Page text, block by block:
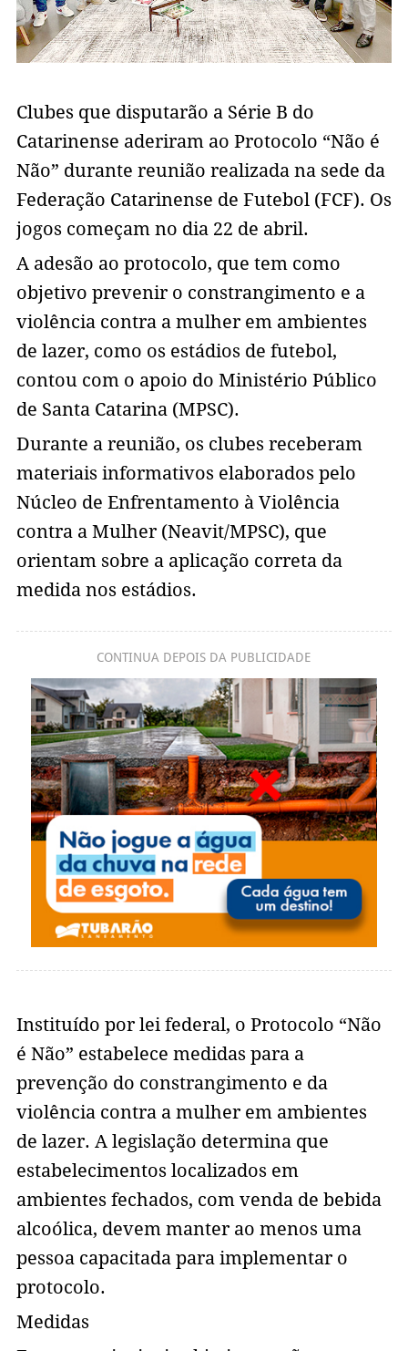
Clubes que disputarão a Série B do
Catarinense aderiram ao Protocolo “Não é
Não” durante reunião realizada na sede da
Federação Catarinense de Futebol (FCF). Os
jogos começam no dia 22 de abril.
A adesão ao protocolo, que tem como
objetivo prevenir o constrangimento e a
violência contra a mulher em ambientes
de lazer, como os estádios de futebol,
contou com o apoio do Ministério Público
de Santa Catarina (MPSC).
Durante a reunião, os clubes receberam
materiais informativos elaborados pelo
Núcleo de Enfrentamento à Violência
contra a Mulher (Neavit/MPSC), que
orientam sobre a aplicação correta da
medida nos estádios.
CONTINUA DEPOIS DA PUBLICIDADE
Instituído por lei federal, o Protocolo “Não
é Não” estabelece medidas para a
prevenção do constrangimento e da
violência contra a mulher em ambientes
de lazer. A legislação determina que
estabelecimentos localizados em
ambientes fechados, com venda de bebida
alcoólica, devem manter ao menos uma
pessoa capacitada para implementar o
protocolo.
Medidas